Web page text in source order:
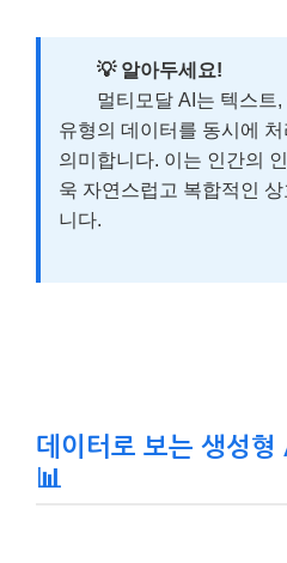
💡 알아두세요!
멀티모달 AI는 텍스트,
유형의 데이터를 동시에
의미합니다. 이는 인간의
욱 자연스럽고 복합적인
니다.
데이터로 보는 생성
📊